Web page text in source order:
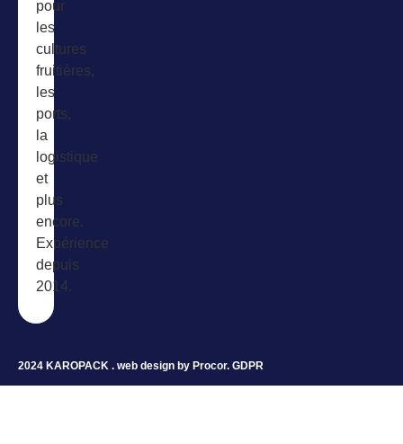
pour
les
cultures
fruitières,
les
ports,
la
logistique
et
plus
encore.
Expérience
depuis
2014.
2024 KAROPACK . web design by Procor. GDPR